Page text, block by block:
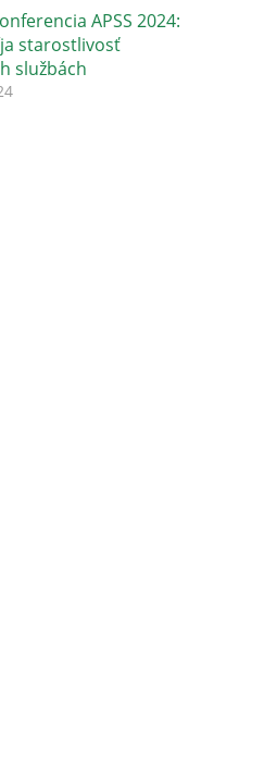
APSS 2024:
starostlivosť
službách